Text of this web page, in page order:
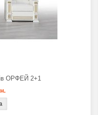
ОРФЕЙ 2+1